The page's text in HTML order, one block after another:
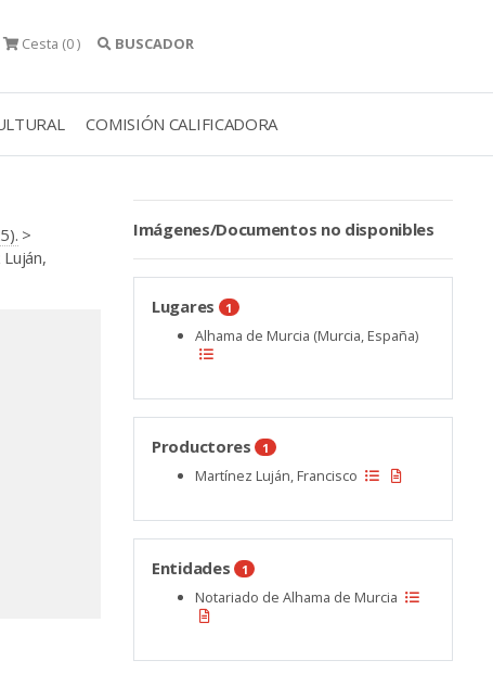
Cesta (0 ) BUSCADOR
COMISIÓN CALIFICADORA
>
Imágenes/Documentos no disponibles
Lugares 1
Alhama de Murcia (Murcia, España)
Productores 1
Martínez Luján, Francisco
Entidades 1
Notariado de Alhama de Murcia